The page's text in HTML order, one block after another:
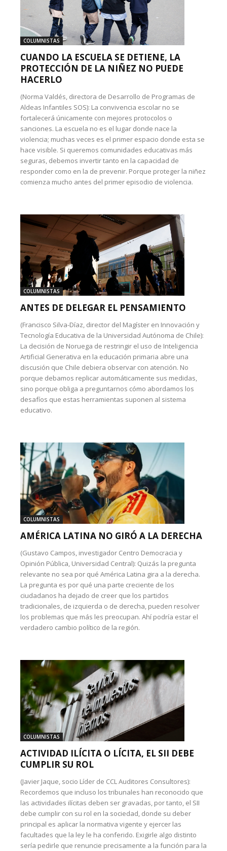
COLUMNISTAS
CUANDO LA ESCUELA SE DETIENE, LA
PROTECCIÓN DE LA NIÑEZ NO PUEDE
HACERLO
(Norma Valdés, directora de Desarrollo de Programas de
Aldeas Infantiles SOS): La convivencia escolar no se
fortalecerá únicamente con mejores protocolos o
sanciones. La escuela no es el lugar donde nace la
violencia; muchas veces es el primer espacio donde esta se
hace visible. Si queremos comunidades educativas más
seguras, debemos invertir tanto en la capacidad de
responder como en la de prevenir. Porque proteger la niñez
comienza mucho antes del primer episodio de violencia.
COLUMNISTAS
ANTES DE DELEGAR EL PENSAMIENTO
(Francisco Silva-Díaz, director del Magíster en Innovación y
Tecnología Educativa de la Universidad Autónoma de Chile):
La decisión de Noruega de restringir el uso de Inteligencia
Artificial Generativa en la educación primaria abre una
discusión que Chile debiera observar con atención. No
porque debamos replicar automáticamente sus medidas,
sino porque obliga a preguntarnos cómo abordamos los
desafíos que estas herramientas suponen al sistema
educativo.
COLUMNISTAS
AMÉRICA LATINA NO GIRÓ A LA DERECHA
(Gustavo Campos, investigador Centro Democracia y
Opinión Pública, Universidad Central): Quizás la pregunta
relevante no sea por qué América Latina gira a la derecha.
La pregunta es por qué una parte creciente de los
ciudadanos ha dejado de creer que los partidos
tradicionales, de izquierda o de derecha, pueden resolver
los problemas que más les preocupan. Ahí podría estar el
verdadero cambio político de la región.
COLUMNISTAS
ACTIVIDAD ILÍCITA O LÍCITA, EL SII DEBE
CUMPLIR SU ROL
(Javier Jaque, socio Líder de CCL Auditores Consultores):
Recordemos que incluso los tribunales han reconocido que
las actividades ilícitas deben ser gravadas, por tanto, el SII
debe cumplir con su rol en la sociedad, donde su deber
principal es aplicar la normativa vigente y ejercer las
facultades que la ley le ha conferido. Exigirle algo distinto
sería pedirle que renuncie precisamente a la función para la